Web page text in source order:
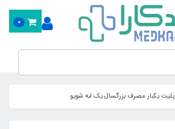
0
پلیت یکبار مصرف بزرگسال یک لبه شویو